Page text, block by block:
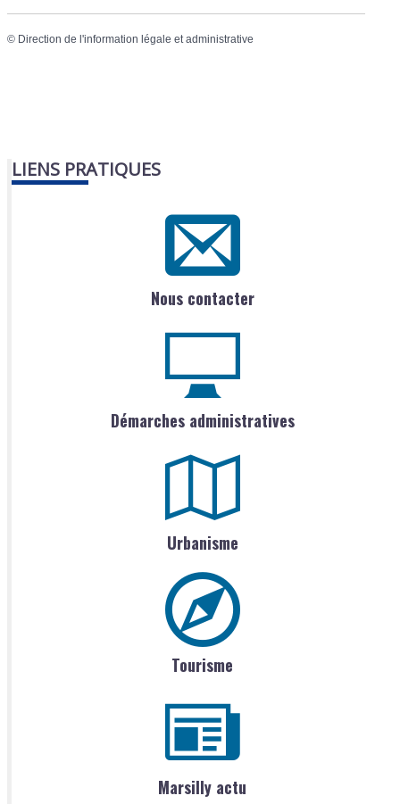
© Direction de l'information légale et administrative
LIENS PRATIQUES
Nous contacter
Démarches administratives
Urbanisme
Tourisme
Marsilly actu